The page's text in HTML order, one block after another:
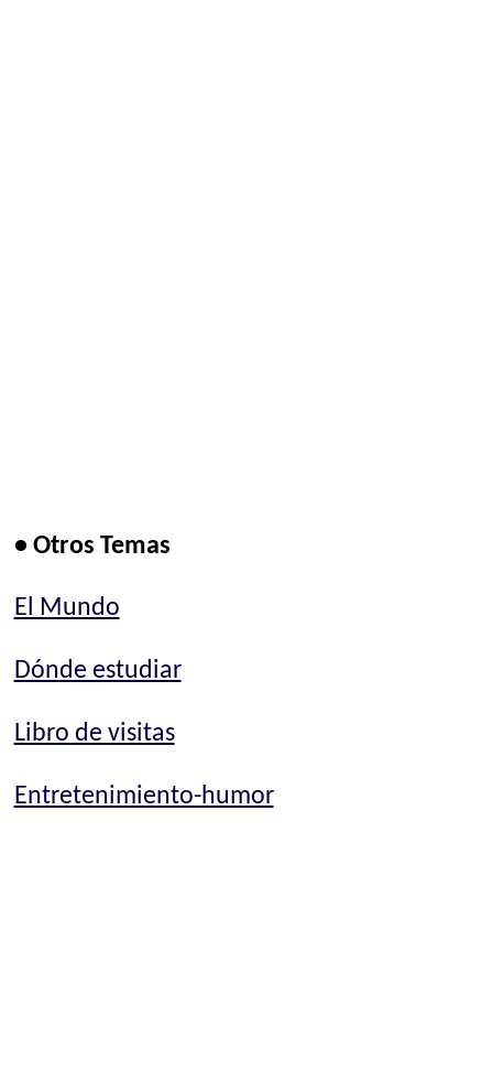
• Otros Temas
El Mundo
Dónde estudiar
Libro de visitas
Entretenimiento-humor